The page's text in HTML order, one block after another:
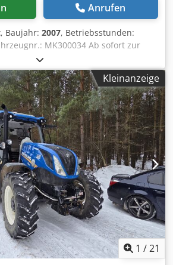
Anrufen
, Baujahr: 2007, Betriebsstunden:
MK300034 Ab sofort zur
Hof in Kaufungen Mehr INFO
GmbH (Deutsch, English,
* Viktoria Sologubova (Polnisch,
English) Irrtümer vorbehalten
gebrauchtes Fahrzeug in Zahlung.
uns im Hause möglich. GOLEC
Wir sprechen: Deutsch, English,
Russisch, Bulgarisch.
----.
Kleinanzeige
1 /21